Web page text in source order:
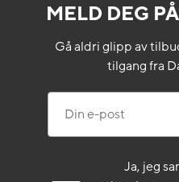
MELD DEG
Gå aldri glipp av
tilgang fra
Ja, jeg